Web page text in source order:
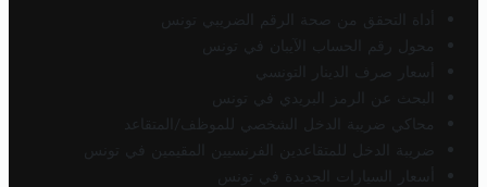
أداة التحقق من صحة الرقم الضريبي تونس
محول رقم الحساب الآيبان في تونس
أسعار صرف الدينار التونسي
البحث عن الرمز البريدي في تونس
محاكي ضريبة الدخل الشخصي للموظف/المتقاعد
ضريبة الدخل للمتقاعدين الفرنسيين المقيمين في تونس
أسعار السيارات الجديدة في تونس